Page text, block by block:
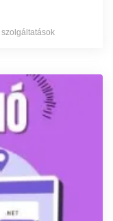
szolgáltatások